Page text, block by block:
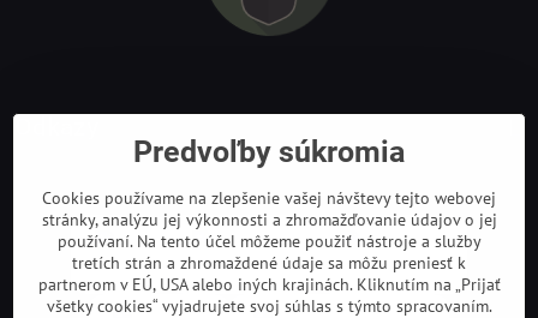
Predvoľby súkromia
Cookies používame na zlepšenie vašej návštevy tejto webovej
stránky, analýzu jej výkonnosti a zhromažďovanie údajov o jej
používaní. Na tento účel môžeme použiť nástroje a služby
tretích strán a zhromaždené údaje sa môžu preniesť k
partnerom v EÚ, USA alebo iných krajinách. Kliknutím na „Prijať
všetky cookies“ vyjadrujete svoj súhlas s týmto spracovaním.